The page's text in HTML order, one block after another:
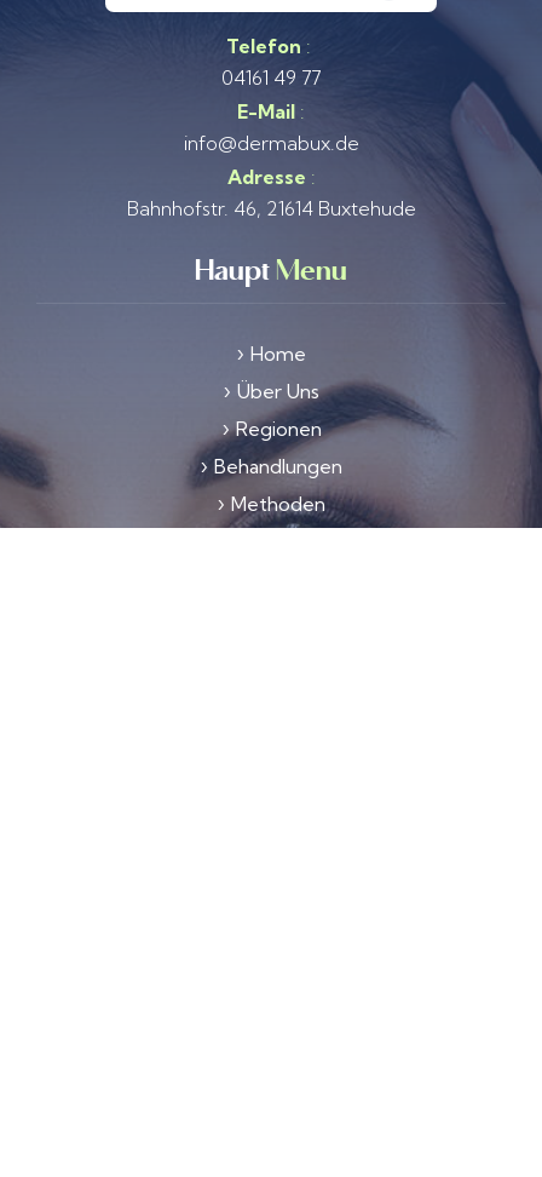
Telefon :
04161 49 77
E-Mail :
info@dermabux.de
Adresse :
Bahnhofstr. 46, 21614 Buxtehude
HauptMenu
Home
Über Uns
Regionen
Behandlungen
Methoden